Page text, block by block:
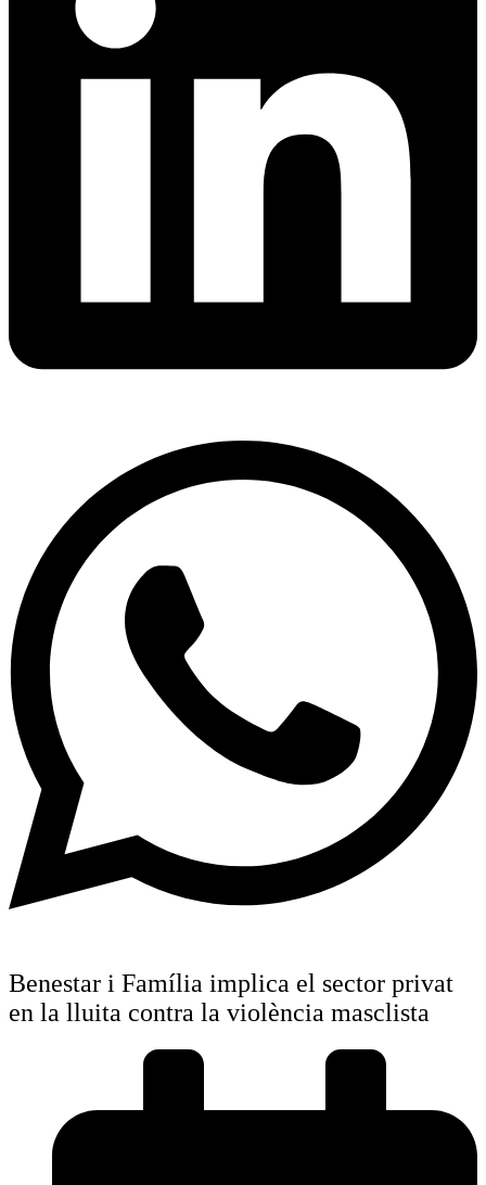
Benestar i Família implica el sector privat
en la lluita contra la violència masclista